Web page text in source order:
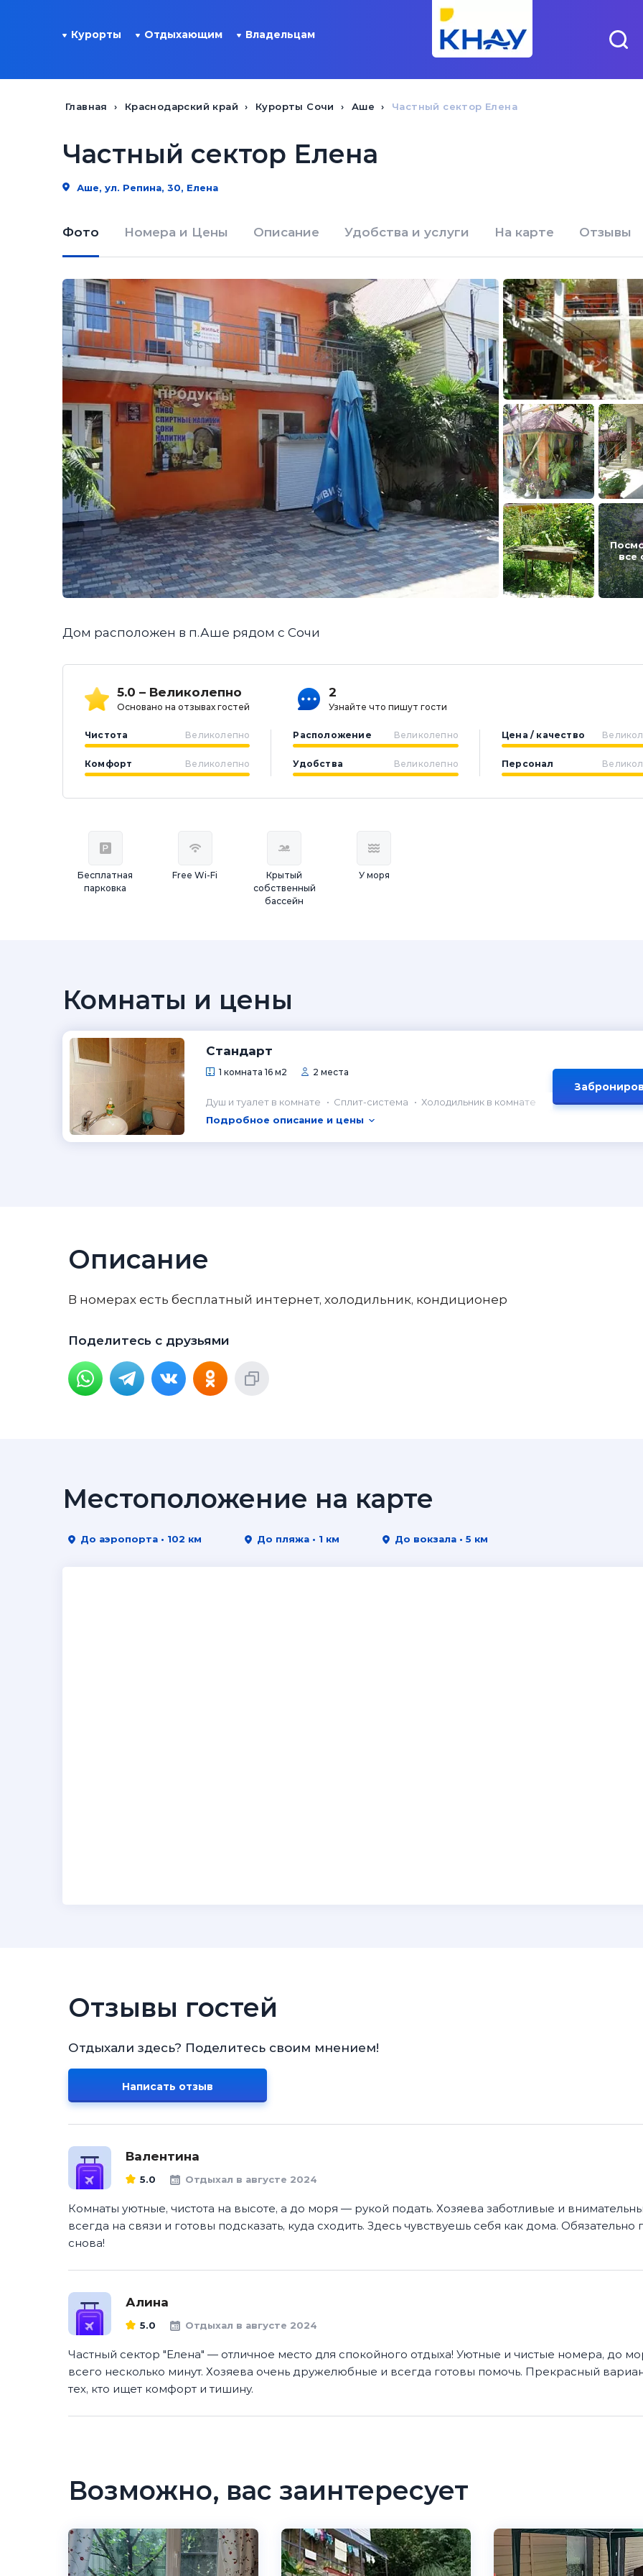
Курорты Отдыхающим Владельцам
Главная Краснодарский край Курорты Сочи Аше Частный сектор Елена
Частный сектор Елена
Аше, ул. Репина, 30, Елена
Фото Номера и Цены Описание Удобства и услуги На карте Отзывы
все
Дом расположен в п.Аше рядом с Сочи
5.0 – Великолепно
Основано на отзывах гостей
2
Узнайте что пишут гости
Чистота Великолепно
Комфорт Великолепно
Расположение Великолепно
Удобства Великолепно
Цена / качество
Персонал
Бесплатная
парковка
Free Wi-Fi
Крытый
собственный
бассейн
У моря
Комнаты и цены
Стандарт
1 комната 16 м2 2 места
Душ и туалет в комнате Сплит-система
Холодильник в комнате
Подробное описание и цены
Описание
В номерах есть бесплатный интернет, холодильник, кондиционер
Поделитесь с друзьями
Местоположение на карте
До аэропорта • 102 км До пляжа • 1 км До вокзала • 5 км
Отзывы гостей
Отдыхали здесь? Поделитесь своим мнением!
Написать отзыв
Валентина
5.0 Отдыхал в августе 2024
Комнаты уютные, чистота на высоте, а до моря — рукой подать. Хозяева заботливые и
всегда на связи и готовы подсказать, куда сходить. Здесь чувствуешь себя как дома. Обязательно
снова!
Алина
5.0 Отдыхал в августе 2024
Частный сектор "Елена" — отличное место для спокойного отдыха! Уютные и чистые номера, до
всего несколько минут. Хозяева очень дружелюбные и всегда готовы помочь. Прекрасный
тех, кто ищет комфорт и тишину.
Возможно, вас заинтересует